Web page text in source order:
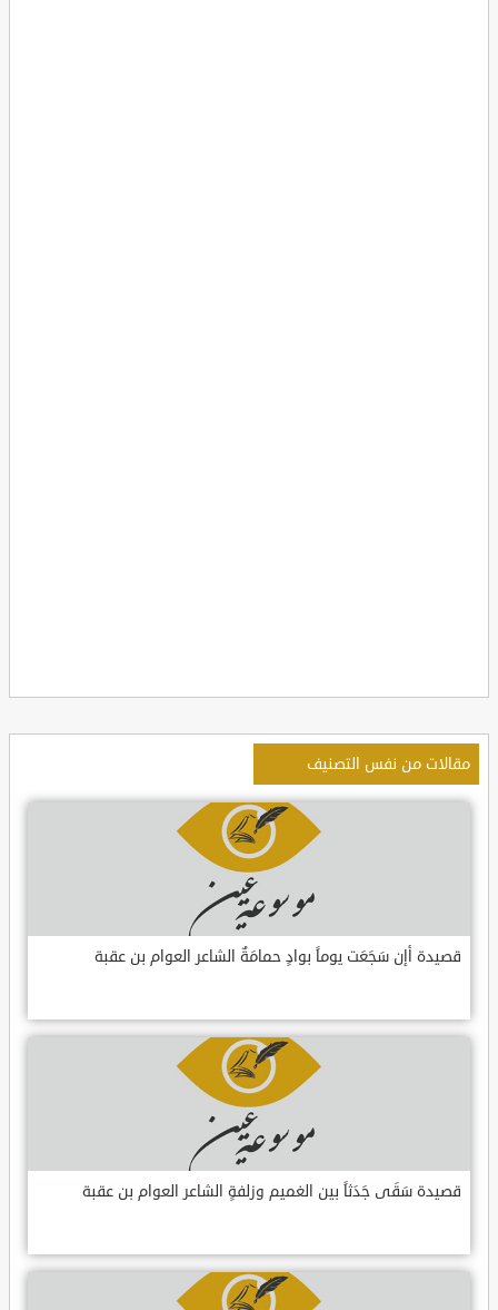
مقالات من نفس التصنيف
قصيدة أإن سَجَعَت يوماً بوادٍ حمامَةٌ الشاعر العوام بن عقبة
قصيدة سَقَى جَدَثاً بين الغميم وزلفةٍ الشاعر العوام بن عقبة